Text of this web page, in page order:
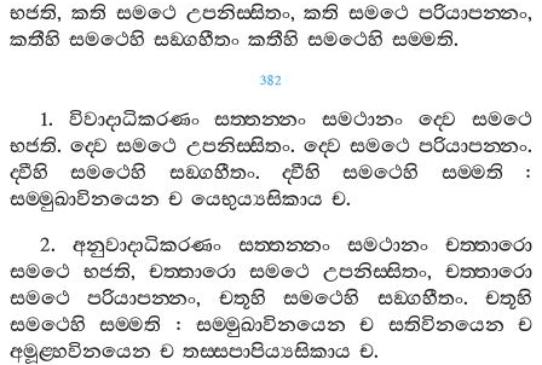
භජති, කති සමථෙ උපනිස‍්සිතං,කති සමථෙ පරියාපන‍්නං,
කතීහි සමථෙහි සඞ‍්ගහීතං කතීහි සමථෙහි සම‍්මති.
382
1. විවාදාධිකරණං සත‍්තන‍්නං සමථානං ද‍්වෙ
සමථෙ
භජති.ද‍්වෙ සමථෙ උපනිස‍්සිතං. ද‍්වෙ සමථෙ පරියාපන‍්නං.
ද‍්වීහි
සමථෙහි සඞ‍්ගහීතං.ද‍්වීහි සමථෙහි සම‍්මති :
සම‍්මුඛාවිනයෙන ච යෙභුය්‍යසිකාය ච.
2. අනුවාදාධිකරණං සත‍්තන‍්නං සමථානං
චත‍්තාරො
සමථෙ භජති, චත‍්තාරො සමථෙ උපනිස‍්සිතං, චත‍්තාරො
සමථෙ
පරියාපන‍්නං, චතූහි සමථෙහි සඞ‍්ගහීතං.චතූහි
සමථෙහි
සම‍්මති :සම‍්මුඛාවිනයෙන ච සතිවිනයෙන
ච
අමූළ‍්හවිනයෙන ච තස‍්සපාපිය්‍යසිකාය ච.